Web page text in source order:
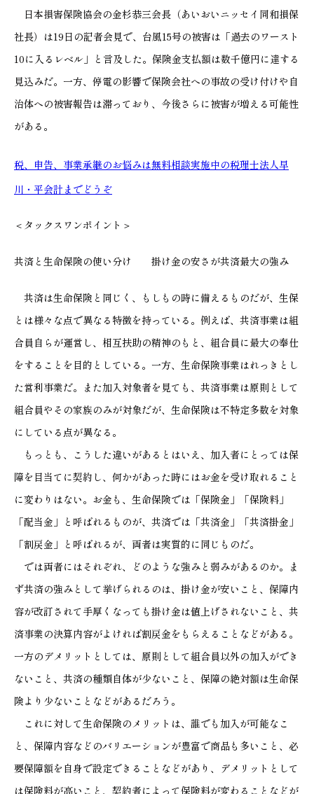
日本損害保険協会の金杉恭三会長（あいおいニッセイ同和損保
社長）は19日の記者会見で、台風15号の被害は「過去のワースト
10に入るレベル」と言及した。保険金支払額は数千億円に達する
見込みだ。一方、停電の影響で保険会社への事故の受け付けや自
治体への被害報告は滞っており、今後さらに被害が増える可能性
がある。
税、申告、事業承継のお悩みは無料相談実施中の税理士法人早
川・平会計までどうぞ
＜タックスワンポイント＞
共済と生命保険の使い分け 掛け金の安さが共済最大の強み
共済は生命保険と同じく、もしもの時に備えるものだが、生保
とは様々な点で異なる特徴を持っている。例えば、共済事業は組
合員自らが運営し、相互扶助の精神のもと、組合員に最大の奉仕
をすることを目的としている。一方、生命保険事業はれっきとし
た営利事業だ。また加入対象者を見ても、共済事業は原則として
組合員やその家族のみが対象だが、生命保険は不特定多数を対象
にしている点が異なる。
もっとも、こうした違いがあるとはいえ、加入者にとっては保
障を目当てに契約し、何かがあった時にはお金を受け取れること
に変わりはない。お金も、生命保険では「保険金」「保険料」
「配当金」と呼ばれるものが、共済では「共済金」「共済掛金」
「割戻金」と呼ばれるが、両者は実質的に同じものだ。
では両者にはそれぞれ、どのような強みと弱みがあるのか。ま
ず共済の強みとして挙げられるのは、掛け金が安いこと、保障内
容が改訂されて手厚くなっても掛け金は値上げされないこと、共
済事業の決算内容がよければ割戻金をもらえることなどがある。
一方のデメリットとしては、原則として組合員以外の加入ができ
ないこと、共済の種類自体が少ないこと、保障の絶対額は生命保
険より少ないことなどがあるだろう。
これに対して生命保険のメリットは、誰でも加入が可能なこ
と、保障内容などのバリエーションが豊富で商品も多いこと、必
要保障額を自身で設定できることなどがあり、デメリットとして
は保険料が高いこと、契約者によって保険料が変わることなどが